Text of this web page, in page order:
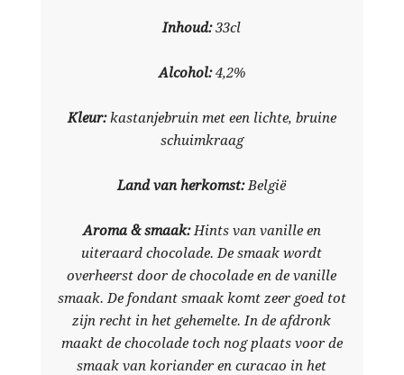
Inhoud:33cl
Alcohol:4,2%
Kleur:kastanjebruin met een lichte, bruine
schuimkraag
Land van herkomst:België
Aroma & smaak:Hints van vanille en
uiteraard chocolade. De smaak wordt
overheerst door de chocolade en de vanille
smaak. De fondant smaak komt zeer goed tot
zijn recht in het gehemelte. In de afdronk
maakt de chocolade toch nog plaats voor de
smaak van koriander en curacao in het